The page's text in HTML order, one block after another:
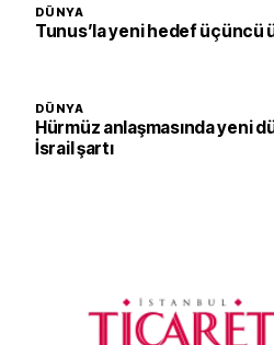
DÜNYA
Tunus’la yeni hedef
DÜNYA
Hürmüz anlaşmasında yeni
İsrail şartı